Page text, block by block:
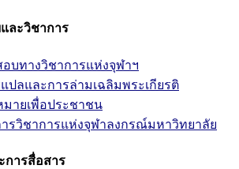
ละวิชาการ
บทางวิชาการแห่งจุฬาฯ
ปลและการล่ามเฉลิมพระเกียรติ
ายเพื่อประชาชน
รวิชาการแห่งจุฬาลงกรณ์มหาวิทยาลัย
การสื่อสาร